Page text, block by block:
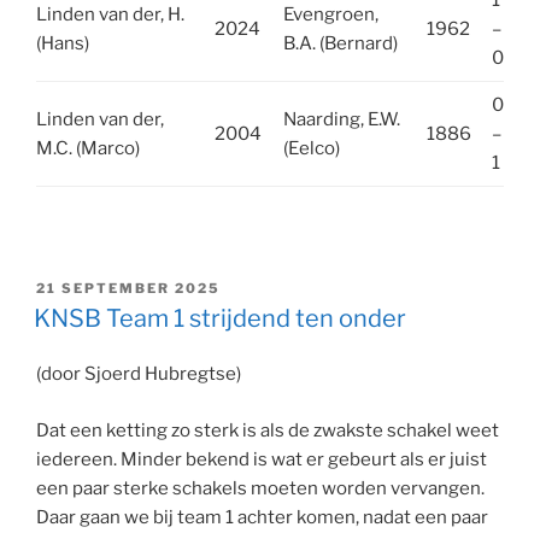
Linden van der, H.
(Hans)
2024
Evengroen,
B.A. (Bernard)
1962
–
0
Linden van der,
M.C. (Marco)
2004
Naarding, E.W.
(Eelco)
1886
0
–
1
GEPLAATST
OP
21 SEPTEMBER 2025
KNSB Team 1 strijdend ten onder
(door Sjoerd Hubregtse)
Dat een ketting zo sterk is als de zwakste schakel weet
iedereen. Minder bekend is wat er gebeurt als er juist
een paar sterke schakels moeten worden vervangen.
Daar gaan we bij team 1 achter komen, nadat een paar